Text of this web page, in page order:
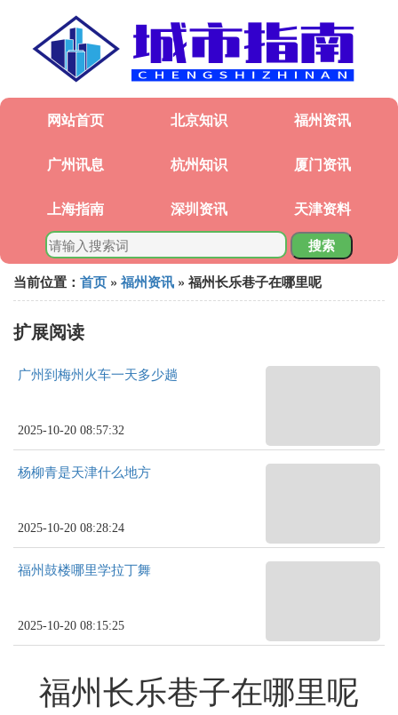
网站首页 北京知识 福州资讯
广州讯息 杭州知识 厦门资讯
上海指南 深圳资讯 天津资料
搜索
当前位置： 首页 » 福州资讯 » 福州长乐巷子在哪里呢
扩展阅读
广州到梅州火车一天多少趟
2025-10-20 08:57:32
杨柳青是天津什么地方
2025-10-20 08:28:24
福州鼓楼哪里学拉丁舞
2025-10-20 08:15:25
福州长乐巷子在哪里呢